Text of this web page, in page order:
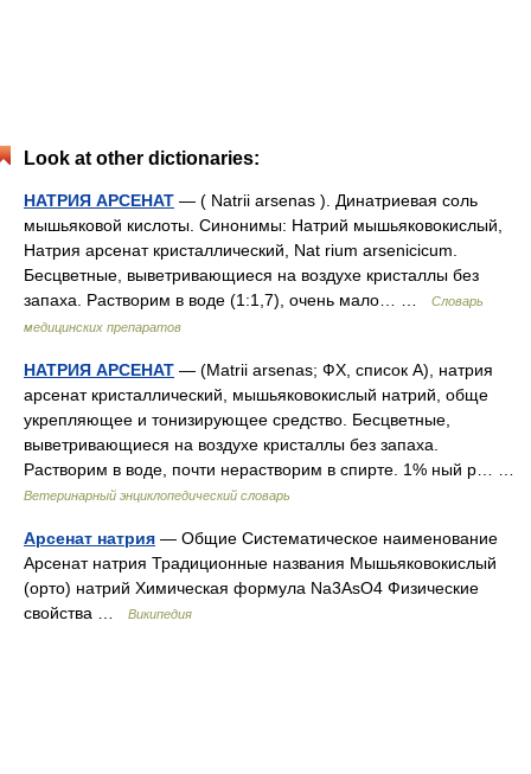
Look at other dictionaries:
НАТРИЯ АРСЕНАТ — ( Nаtrii arsenas ). Динатриевая соль
мышьяковой кислоты. Синонимы: Натрий мышьяковокислый,
Натрия арсенат кристаллический, Nаt rium arsenicicum.
Бесцветные, выветривающиеся на воздухе кристаллы без
запаха. Растворим в воде (1:1,7), очень мало… …
Словарь
медицинских препаратов
НАТРИЯ АРСЕНАТ — (Matrii arsenas; ФХ, список А), натрия
арсенат кристаллический, мышьяковокислый натрий, обще
укрепляющее и тонизирующее средство. Бесцветные,
выветривающиеся на воздухе кристаллы без запаха.
Растворим в воде, почти нерастворим в спирте. 1% ный р… …
Ветеринарный энциклопедический словарь
Арсенат натрия — Общие Систематическое наименование
Арсенат натрия Традиционные названия Мышьяковокислый
(орто) натрий Химическая формула Na3AsO4 Физические
свойства …
Википедия